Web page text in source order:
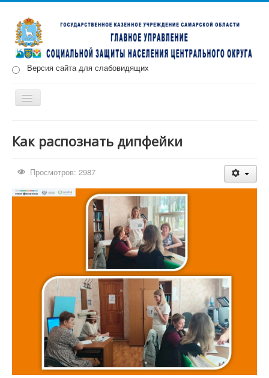
Версия сайта для слабовидящих
Включить/
Меры социальной поддержки
Противодействие коррупции
Как распознать дипфейки
Просмотров: 2987